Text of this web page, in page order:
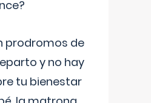
prodromos de
y no hay
tu bienestar